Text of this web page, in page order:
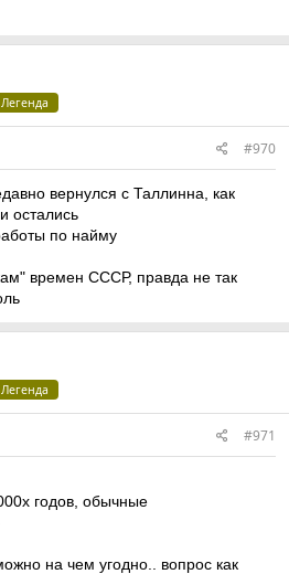
Легенда
#970
вернулся с Таллинна, как
остались
по найму
времен СССР, правда не так
Легенда
#971
годов, обычные
на чем угодно.. вопрос как